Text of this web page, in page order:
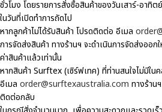
ชั่วโมง โดยรายการสั่งซื้อสินค้าของวันเสาร์-อาทิ
ในวันที่เปิดทำการถัดไป
หากลูกค้าไม่ได้รับสินค้า โปรดติดต่อ อีเมล
การจัดส่งสินค้า ทางร้านฯ จะดำเนินการจัดส่งออก
ค่าสินค้าแล้วเท่านั้น
หากสินค้า Surftex (เซิร์ฟเทค) ที่ท่านสนใจไม่มีใน
อีเมล order@surftexaustralia.com ทางร้าน
ติดต่อกลับ